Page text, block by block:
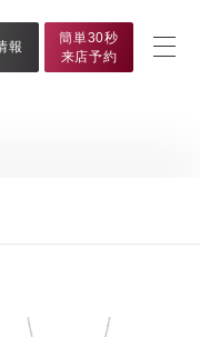
報
簡単30秒
来店予約